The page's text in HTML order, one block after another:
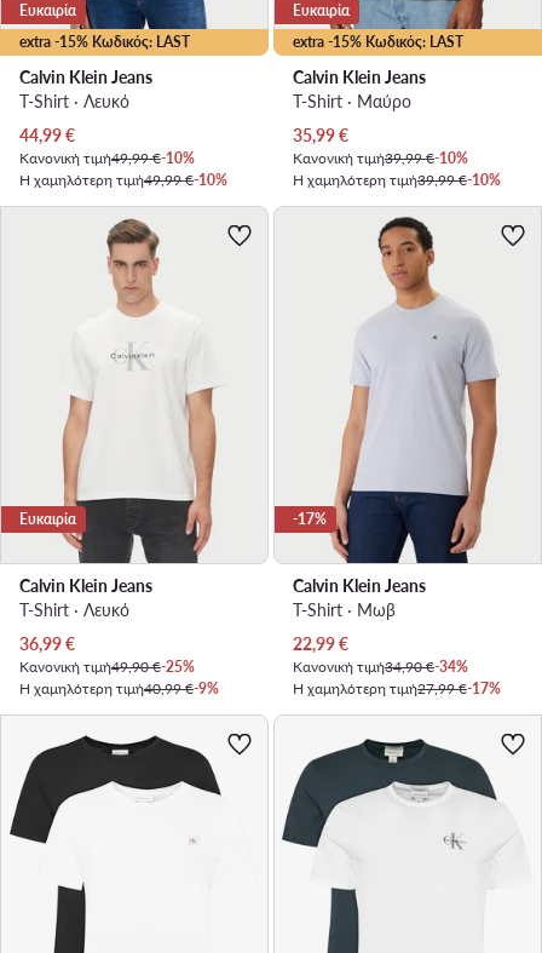
extra -15% Κωδικός: LAST
Ευκαιρία
Calvin Klein Jeans
T-Shirt · Λευκό
Τρέχουσα τιμή
44,99€
Κανονική τιμή49,99 €-10%
Η χαμηλότερη τιμή49,99 €-10%
extra -15% Κωδικός: LAST
Ευκαιρία
Calvin Klein Jeans
T-Shirt · Μαύρο
Τρέχουσα τιμή
35,99€
Κανονική τιμή39,99 €-10%
Η χαμηλότερη τιμή39,99 €-10%
Ευκαιρία
Calvin Klein Jeans
T-Shirt · Λευκό
Τρέχουσα τιμή
36,99€
Κανονική τιμή49,90 €-25%
Η χαμηλότερη τιμή40,99 €-9%
-17%
Calvin Klein Jeans
T-Shirt · Μωβ
Τρέχουσα τιμή
22,99€
Κανονική τιμή34,90 €-34%
Η χαμηλότερη τιμή27,99 €-17%